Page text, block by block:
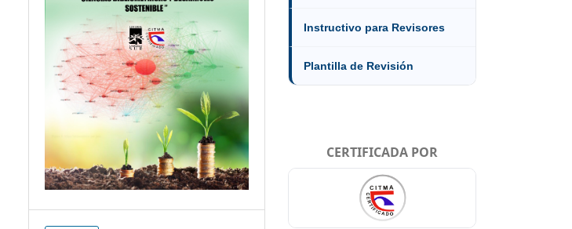
Instructivo para Revisores
Plantilla de Revisión
CERTIFICADA POR